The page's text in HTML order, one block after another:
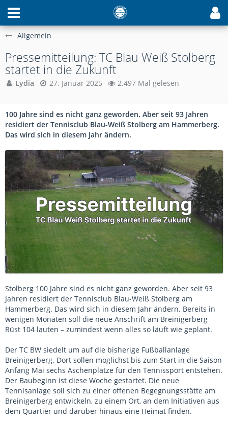
Allgemein
Pressemitteilung: TC Blau Weiß Stolberg
startet in die Zukunft
Lydia 27. Januar 2025 2.497 Mal gelesen
100 Jahre sind es nicht ganz geworden. Aber seit 93 Jahren
residiert der Tennisclub Blau-Weiß Stolberg am Hammerberg.
Das wird sich in diesem Jahr ändern.
Stolberg 100 Jahre sind es nicht ganz geworden. Aber seit 93
Jahren residiert der Tennisclub Blau-Weiß Stolberg am
Hammerberg. Das wird sich in diesem Jahr ändern. Bereits in
wenigen Monaten soll die neue Anschrift am Breinigerberg
Rüst 104 lauten – zumindest wenn alles so läuft wie geplant.
Der TC BW siedelt um auf die bisherige Fußballanlage
Breinigerberg. Dort sollen möglichst bis zum Start in die Saison
Anfang Mai sechs Aschenplätze für den Tennissport entstehen.
Der Baubeginn ist diese Woche gestartet. Die neue
Tennisanlage soll sich zu einer offenen Begegnungsstätte am
Breinigerberg entwickeln, zu einem Ort, an dem Initiativen aus
dem Quartier und darüber hinaus eine Heimat finden.